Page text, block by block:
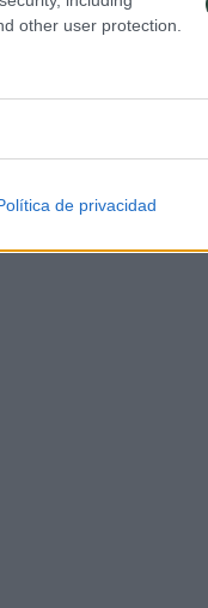
other user protection.
de privacidad
lleno de gente